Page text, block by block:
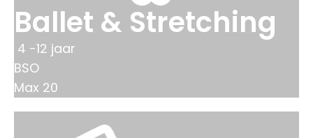
Ballet & Stretching
4 -12 jaar
BSO
Max 20